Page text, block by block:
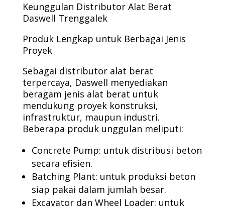
Keunggulan Distributor Alat Berat
Daswell Trenggalek
Produk Lengkap untuk Berbagai Jenis
Proyek
Sebagai distributor alat berat
terpercaya, Daswell menyediakan
beragam jenis alat berat untuk
mendukung proyek konstruksi,
infrastruktur, maupun industri.
Beberapa produk unggulan meliputi:
Concrete Pump: untuk distribusi beton
secara efisien.
Batching Plant: untuk produksi beton
siap pakai dalam jumlah besar.
Excavator dan Wheel Loader: untuk